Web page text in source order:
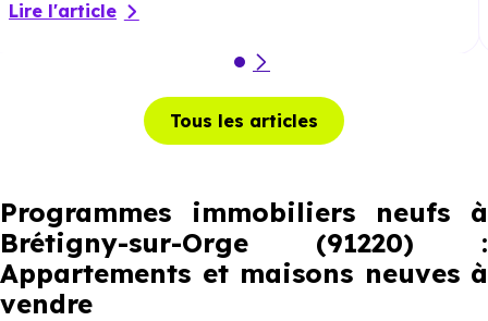
Lire l'article
Tous les articles
Programmes immobiliers neufs à
Brétigny-sur-Orge (91220) :
Appartements et maisons neuves à
vendre